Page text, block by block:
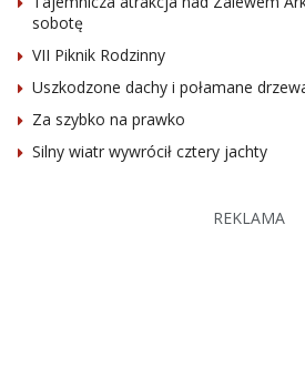
sobotę
VII Piknik Rodzinny
Uszkodzone dachy i połamane
Za szybko na prawko
Silny wiatr wywrócił cztery jachty
REKLAMA